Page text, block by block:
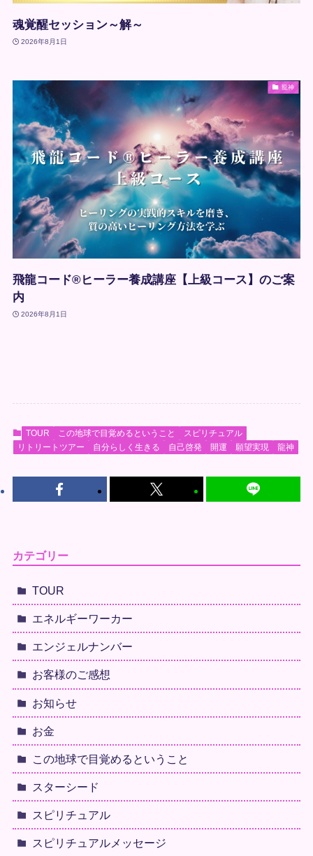
魂覚醒セッション～解～
2026年8月1日
龍神
飛龍コード®ヒーラー養成講座【上級コース】のご案
内
2026年8月1日
TOUR この地球で目覚めるということ
スピリチュアル
リトリートツアー
自分らしく生きる 自己啓発 開運 願望実現 龍神
カテゴリー
TOUR
エネルギーワーカー
エンジェルナンバー
お客様のご感想
お知らせ
お金
この地球で目覚めるということ
スターシード
スピリチュアル
スピリチュアルメッセージ